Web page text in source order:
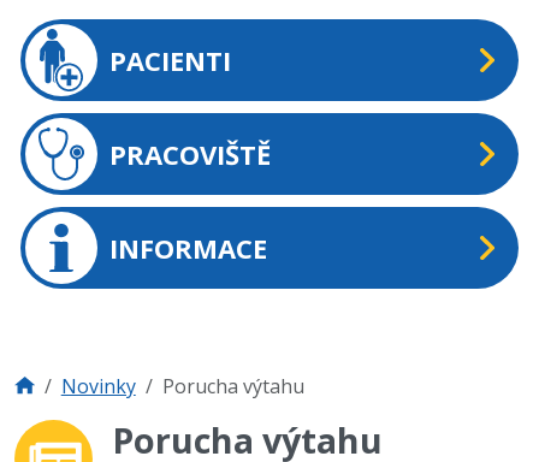
PACIENTI
PRACOVIŠTĚ
INFORMACE
Novinky Porucha výtahu
Porucha výtahu